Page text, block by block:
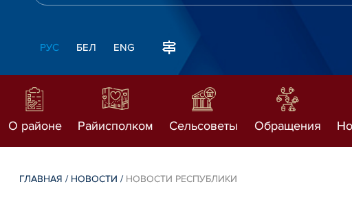
РУС БЕЛ ENG
О районе Райисполком Сельсоветы Обращения
ГЛАВНАЯ / НОВОСТИ / НОВОСТИ РЕСПУБЛИКИ